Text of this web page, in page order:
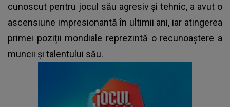
cunoscut pentru jocul său agresiv și tehnic, a avut o
ascensiune impresionantă în ultimii ani, iar atingerea
primei poziții mondiale reprezintă o recunoaștere a
muncii și talentului său.